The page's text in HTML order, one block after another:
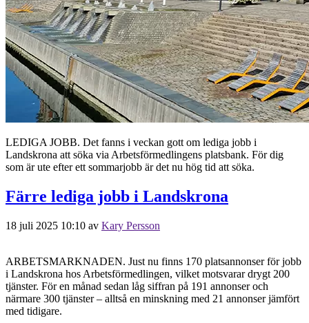
LEDIGA JOBB. Det fanns i veckan gott om lediga jobb i
Landskrona att söka via Arbetsförmedlingens platsbank. För dig
som är ute efter ett sommarjobb är det nu hög tid att söka.
Färre lediga jobb i Landskrona
18 juli 2025 10:10 av Kary Persson
ARBETSMARKNADEN. Just nu finns 170 platsannonser för jobb
i Landskrona hos Arbetsförmedlingen, vilket motsvarar drygt 200
tjänster. För en månad sedan låg siffran på 191 annonser och
närmare 300 tjänster – alltså en minskning med 21 annonser jämfört
med tidigare.